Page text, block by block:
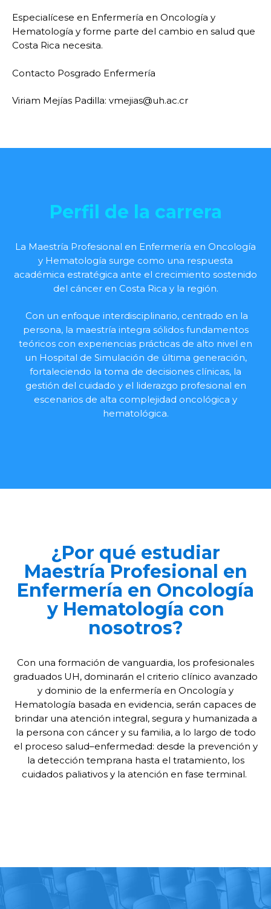
Especialícese en Enfermería en Oncología y
Hematología y forme parte del cambio en salud que
Costa Rica necesita.
Contacto Posgrado Enfermería
Viriam Mejías Padilla: vmejias@uh.ac.cr
Perfil de la carrera
La Maestría Profesional en Enfermería en Oncología
y Hematología surge como una respuesta
académica estratégica ante el crecimiento sostenido
del cáncer en Costa Rica y la región.
Con un enfoque interdisciplinario, centrado en la
persona, la maestría integra sólidos fundamentos
teóricos con experiencias prácticas de alto nivel en
un Hospital de Simulación de última generación,
fortaleciendo la toma de decisiones clínicas, la
gestión del cuidado y el liderazgo profesional en
escenarios de alta complejidad oncológica y
hematológica.
¿Por qué estudiar
Maestría Profesional en
Enfermería en Oncología
y Hematología con
nosotros?
Con una formación de vanguardia, los profesionales
graduados UH, dominarán el criterio clínico avanzado
y dominio de la enfermería en Oncología y
Hematología basada en evidencia, serán capaces de
brindar una atención integral, segura y humanizada a
la persona con cáncer y su familia, a lo largo de todo
el proceso salud–enfermedad: desde la prevención y
la detección temprana hasta el tratamiento, los
cuidados paliativos y la atención en fase terminal.